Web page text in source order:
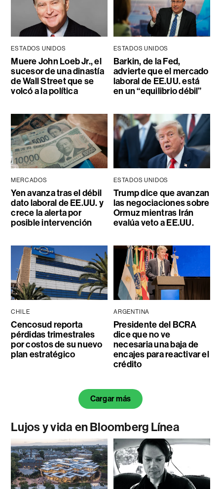
ESTADOS UNIDOS
Muere John Loeb Jr., el
sucesor de una dinastía
de Wall Street que se
volcó a la política
ESTADOS UNIDOS
Barkin, de la Fed,
advierte que el mercado
laboral de EE.UU. está
en un “equilibrio débil”
MERCADOS
Yen avanza tras el débil
dato laboral de EE.UU. y
crece la alerta por
posible intervención
ESTADOS UNIDOS
Trump dice que avanzan
las negociaciones sobre
Ormuz mientras Irán
evalúa veto a EE.UU.
CHILE
Cencosud reporta
pérdidas trimestrales
por costos de su nuevo
plan estratégico
ARGENTINA
Presidente del BCRA
dice que no ve
necesaria una baja de
encajes para reactivar el
crédito
Cargar más
Lujos y vida en Bloomberg Línea